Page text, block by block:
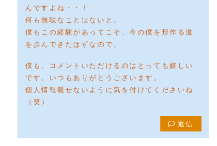
んですよね・・！
何も無駄なことはないと。
僕もこの経験があってこそ、今の僕を形作る道
を歩んできたはずなので。
僕も、コメントいただけるのはとっても嬉しい
です。いつもありがとうございます。
個人情報載せないように気を付けてくださいね
（笑）
返信